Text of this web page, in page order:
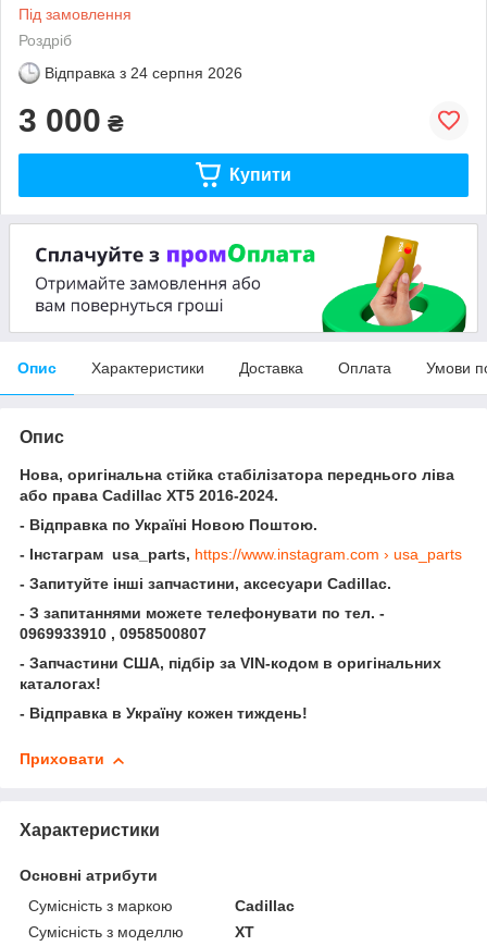
Під замовлення
Роздріб
Відправка з 24 серпня 2026
3 000 ₴
Купити
Опис Характеристики Доставка Оплата Умови
Опис
Нова, оригінальна стійка стабілізатора переднього ліва
або права Cadillac XT5 2016-2024.
- Відправка по Україні Новою Поштою.
- Інстаграм usa_parts, https://www.instagram.com › usa_parts
- Запитуйте інші запчастини, аксесуари Cadillac.
- З запитаннями можете телефонувати по тел. -
0969933910 , 0958500807
- Запчастини США, підбір за VIN-кодом в оригінальних
каталогах!
- Відправка в Україну кожен тиждень!
Приховати
Характеристики
Основні атрибути
Сумісність з маркою
Cadillac
Сумісність з моделлю
XT